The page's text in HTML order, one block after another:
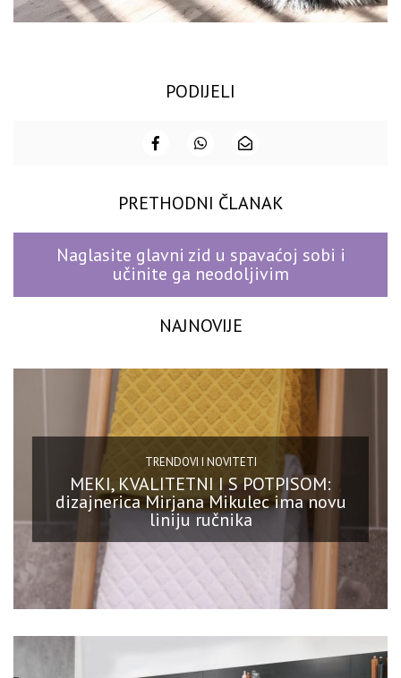
PODIJELI
PRETHODNI ČLANAK
Naglasite glavni zid u spavaćoj sobi i
učinite ga neodoljivim
NAJNOVIJE
TRENDOVI I NOVITETI
MEKI, KVALITETNI I S POTPISOM:
dizajnerica Mirjana Mikulec ima novu
liniju ručnika